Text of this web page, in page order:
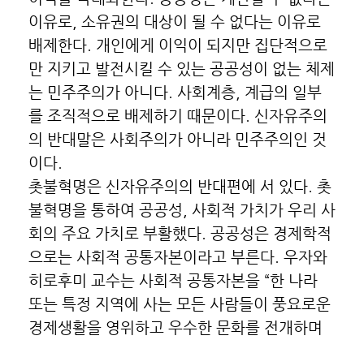
이유로, 소유권의 대상이 될 수 없다는 이유로
배제한다. 개인에게 이익이 되지만 집단적으로
만 지키고 발전시킬 수 있는 공공성이 없는 체제
는 민주주의가 아니다. 사회계층, 계급의 일부
를 조직적으로 배제하기 때문이다. 신자유주의
의 반대말은 사회주의가 아니라 민주주의인 것
이다.
촛불혁명은 신자유주의의 반대편에 서 있다. 촛
불혁명을 통하여 공공성, 사회적 가치가 우리 사
회의 주요 가치로 부활했다. 공공성은 경제학적
으로는 사회적 공통자본이라고 부른다. 우자와
히로후미 교수는 사회적 공통자본을 “한 나라
또는 특정 지역에 사는 모든 사람들이 풍요로운
경제생활을 영위하고 우수한 문화를 전개하며